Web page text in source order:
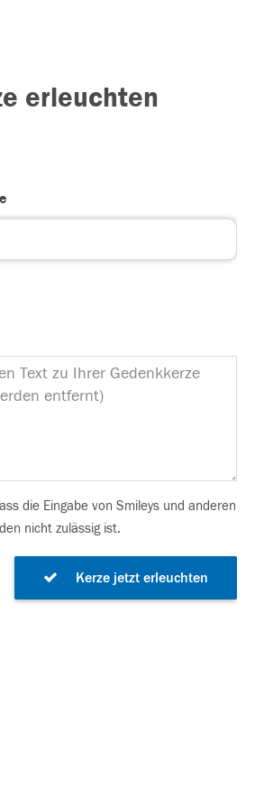
erleuchten
die Eingabe von Smileys und anderen
nicht zulässig ist.
Kerze jetzt erleuchten